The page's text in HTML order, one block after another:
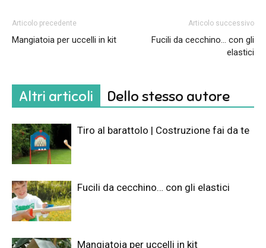
Articolo precedente
Mangiatoia per uccelli in kit
Articolo successivo
Fucili da cecchino… con gli
elastici
Altri articoli Dello stesso autore
Tiro al barattolo | Costruzione fai da te
Fucili da cecchino… con gli elastici
Mangiatoia per uccelli in kit